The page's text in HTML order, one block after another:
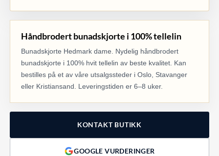
Håndbrodert bunadskjorte i 100% tellelin
Bunadskjorte Hedmark dame. Nydelig håndbrodert
bunadskjorte i 100% hvit tellelin av beste kvalitet. Kan
bestilles på et av våre utsalgssteder i Oslo, Stavanger
eller Kristiansand. Leveringstiden er 6–8 uker.
KONTAKT BUTIKK
GOOGLE VURDERINGER